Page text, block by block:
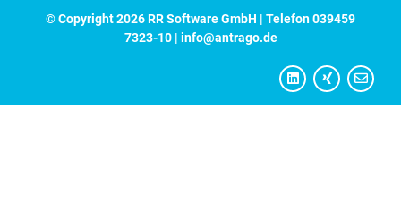
© Copyright 2026 RR Software GmbH | Telefon 039459
7323-10 | info@antrago.de
L
i
n
k
X
i
n
g
E
n
v
e